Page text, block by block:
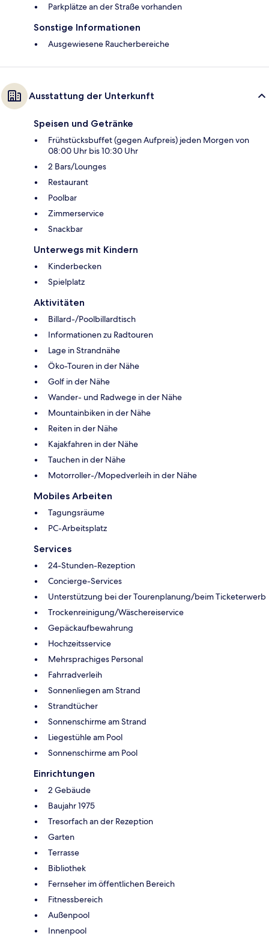
Parkplätze an der Straße vorhanden
Sonstige Informationen
Ausgewiesene Raucherbereiche
Ausstattung der Unterkunft
Speisen und Getränke
Frühstücksbuffet (gegen Aufpreis) jeden Morgen von
08:00 Uhr bis 10:30 Uhr
2 Bars/Lounges
Restaurant
Poolbar
Zimmerservice
Snackbar
Unterwegs mit Kindern
Kinderbecken
Spielplatz
Aktivitäten
Billard-/Poolbillardtisch
Informationen zu Radtouren
Lage in Strandnähe
Öko-Touren in der Nähe
Golf in der Nähe
Wander- und Radwege in der Nähe
Mountainbiken in der Nähe
Reiten in der Nähe
Kajakfahren in der Nähe
Tauchen in der Nähe
Motorroller-/Mopedverleih in der Nähe
Mobiles Arbeiten
Tagungsräume
PC-Arbeitsplatz
Services
24-Stunden-Rezeption
Concierge-Services
Unterstützung bei der Tourenplanung/beim Ticketerwerb
Trockenreinigung/Wäschereiservice
Gepäckaufbewahrung
Hochzeitsservice
Mehrsprachiges Personal
Fahrradverleih
Sonnenliegen am Strand
Strandtücher
Sonnenschirme am Strand
Liegestühle am Pool
Sonnenschirme am Pool
Einrichtungen
2 Gebäude
Baujahr 1975
Tresorfach an der Rezeption
Garten
Terrasse
Bibliothek
Fernseher im öffentlichen Bereich
Fitnessbereich
Außenpool
Innenpool